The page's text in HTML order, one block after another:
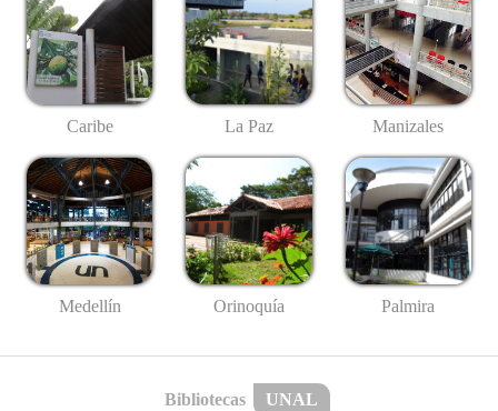
Caribe La Paz Manizales
Medellín Orinoquía Palmira
Bibliotecas UNAL